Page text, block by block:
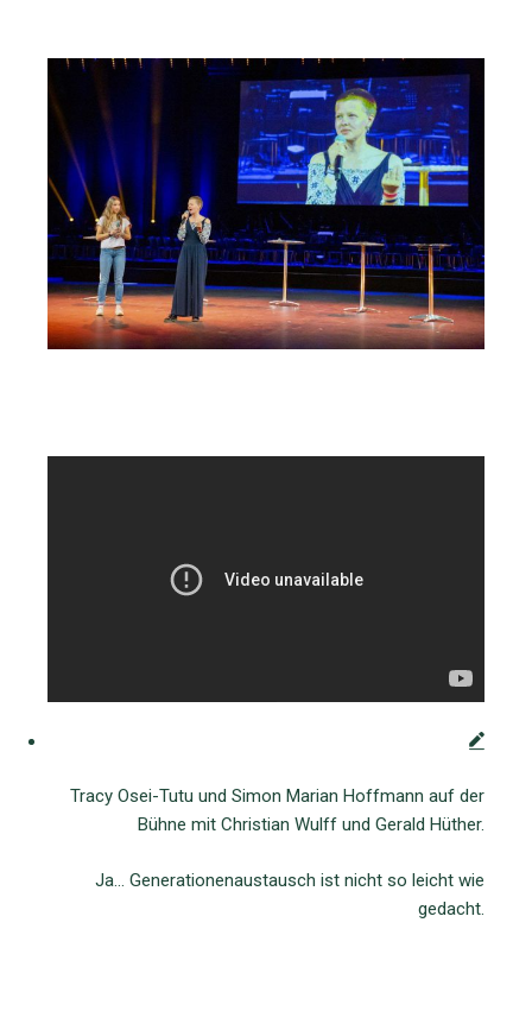
Tracy Osei-Tutu und Simon Marian Hoffmann auf der
Bühne mit Christian Wulff und Gerald Hüther.
Ja… Generationenaustausch ist nicht so leicht wie
gedacht.